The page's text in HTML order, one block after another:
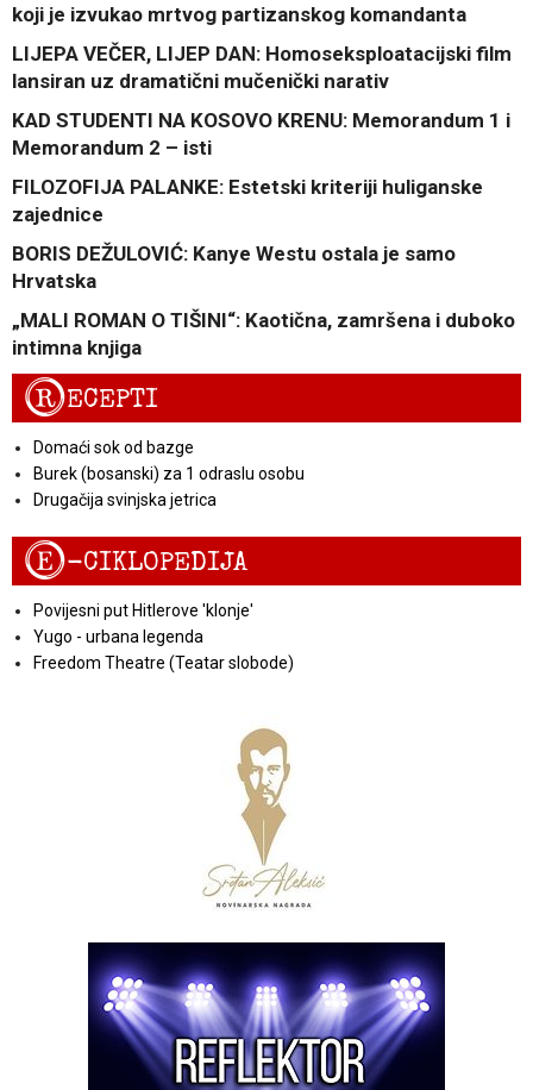
koji je izvukao mrtvog partizanskog komandanta
LIJEPA VEČER, LIJEP DAN: Homoseksploatacijski film
lansiran uz dramatični mučenički narativ
KAD STUDENTI NA KOSOVO KRENU: Memorandum 1 i
Memorandum 2 – isti
FILOZOFIJA PALANKE: Estetski kriteriji huliganske
zajednice
BORIS DEŽULOVIĆ: Kanye Westu ostala je samo
Hrvatska
„MALI ROMAN O TIŠINI“: Kaotična, zamršena i duboko
intimna knjiga
RECEPTI
Domaći sok od bazge
Burek (bosanski) za 1 odraslu osobu
Drugačija svinjska jetrica
E-CIKLOPEDIJA
Povijesni put Hitlerove 'klonje'
Yugo - urbana legenda
Freedom Theatre (Teatar slobode)